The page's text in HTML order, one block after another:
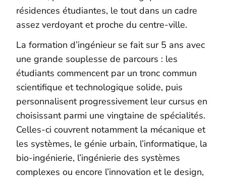
résidences étudiantes, le tout dans un cadre
assez verdoyant et proche du centre-ville.
La formation d’ingénieur se fait sur 5 ans avec
une grande souplesse de parcours : les
étudiants commencent par un tronc commun
scientifique et technologique solide, puis
personnalisent progressivement leur cursus en
choisissant parmi une vingtaine de spécialités.
Celles-ci couvrent notamment la mécanique et
les systèmes, le génie urbain, l’informatique, la
bio‑ingénierie, l’ingénierie des systèmes
complexes ou encore l’innovation et le design,